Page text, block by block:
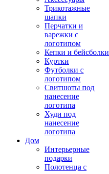
Трикотажные
шапки
Перчатки и
варежки с
логотипом
Кепки и бейсболки
Куртки
Футболки с
логотипом
Свитшоты под
нанесение
логотипа
Худи под
нанесение
логотипа
Дом
Интерьерные
подарки
Полотенца с